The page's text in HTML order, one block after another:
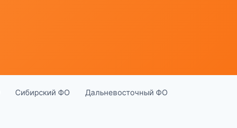
Сибирский ФО Дальневосточный ФО